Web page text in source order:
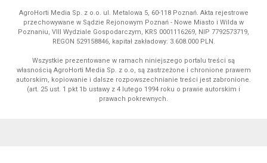
AgroHorti Media Sp. z o.o. ul. Metalowa 5, 60-118 Poznań. Akta rejestrowe
przechowywane w Sądzie Rejonowym Poznań - Nowe Miasto i Wilda w
Poznaniu, VIII Wydziale Gospodarczym, KRS 0001116269, NIP 7792573719,
REGON 529158846, kapitał zakładowy: 3.608.000 PLN.
Wszystkie prezentowane w ramach niniejszego portalu treści są
własnością AgroHorti Media Sp. z o.o, są zastrzeżone i chronione prawem
autorskim, kopiowanie i dalsze rozpowszechnianie treści jest zabronione.
(art. 25 ust. 1 pkt 1b ustawy z 4 lutego 1994 roku o prawie autorskim i
prawach pokrewnych.